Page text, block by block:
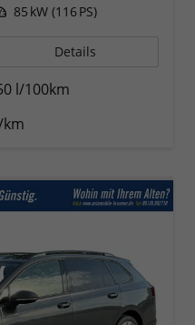
85 kW (116 PS)
Details
l/100km
km